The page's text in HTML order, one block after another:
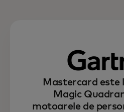
Mastercard este
Magic
motoarele de